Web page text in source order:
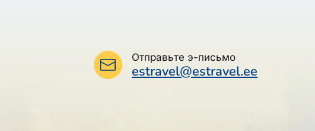
Отправьте э-письмо
estravel@estravel.ee